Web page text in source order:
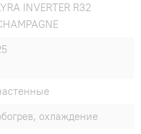
INVERTER R32
охлаждение